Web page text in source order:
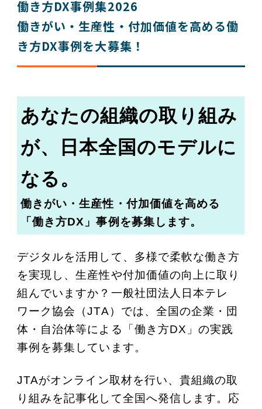
働き方DX事例集2026
働きがい・生産性・付加価値を高める働
き方DX事例を大募集！
あなたの組織の取り組み
が、日本全国のモデルに
なる。
働きがい・生産性・付加価値を高める
「働き方DX」事例を募集します。
デジタルを活用して、多様で柔軟な働き方
を実現し、生産性や付加価値の向上に取り
組んでいますか？ 一般社団法人日本テレ
ワーク協会（JTA）では、全国の企業・団
体・自治体等による「働き方DX」の実践
事例を募集しています。
JTAがオンライン取材を行い、貴組織の取
り組みを記事化して全国へ発信します。 応